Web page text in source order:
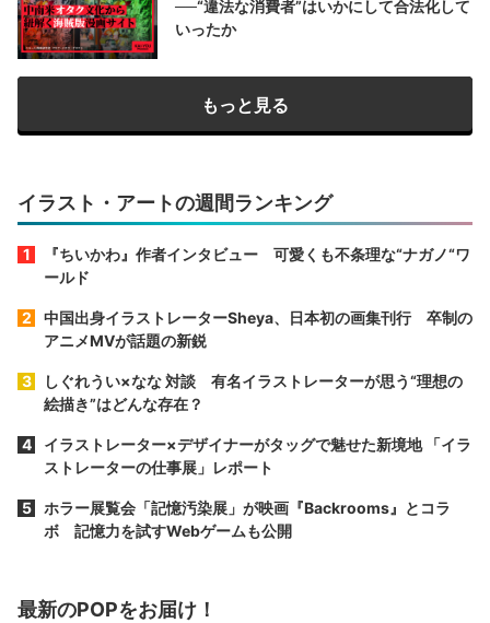
──“違法な消費者”はいかにして合法化して
いったか
もっと見る
イラスト・アートの週間ランキング
『ちいかわ』作者インタビュー 可愛くも不条理な“ナガノ“ワ
ールド
中国出身イラストレーターSheya、日本初の画集刊行 卒制の
アニメMVが話題の新鋭
しぐれうい×なな 対談 有名イラストレーターが思う“理想の
絵描き”はどんな存在？
イラストレーター×デザイナーがタッグで魅せた新境地 「イラ
ストレーターの仕事展」レポート
ホラー展覧会「記憶汚染展」が映画『Backrooms』とコラ
ボ 記憶力を試すWebゲームも公開
最新のPOPをお届け！